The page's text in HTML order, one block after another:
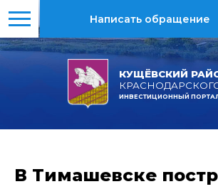
КУЩЁВСКИЙ
ИНВЕСТИЦИОННЫЙ
Написать обращение
В Тимашевске